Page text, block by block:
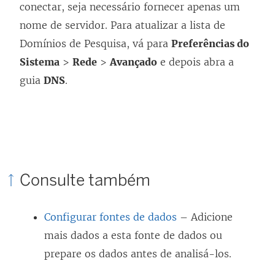
conectar, seja necessário fornecer apenas um
nome de servidor. Para atualizar a lista de
Domínios de Pesquisa, vá para Preferências do
Sistema > Rede >Avançado e depois abra a
guia DNS.
Consulte também
Configurar fontes de dados – Adicione
mais dados a esta fonte de dados ou
prepare os dados antes de analisá-los.